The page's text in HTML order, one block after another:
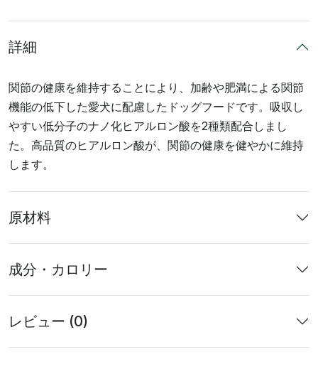
詳細
関節の健康を維持することにより、加齢や肥満による関節
機能の低下した愛犬に配慮したドッグフードです。吸収し
やすい低分子のナノ化ヒアルロン酸を2種類配合しまし
た。高品質のヒアルロン酸が、関節の健康を健やかに維持
します。
原材料
成分・カロリー
レビュー (0)